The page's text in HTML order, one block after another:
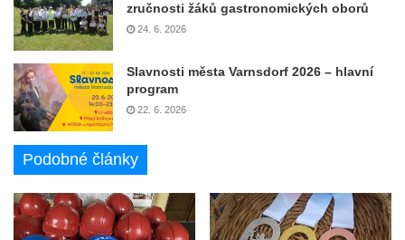
zručnosti žáků gastronomických oborů
24. 6. 2026
Slavnosti města Varnsdorf 2026 – hlavní
program
22. 6. 2026
Podobné články